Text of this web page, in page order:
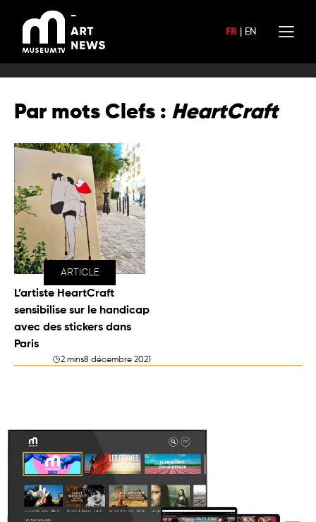
contenu
FR EN
Par mots Clefs : HeartCraft
ARTICLE
L’artiste HeartCraft
sensibilise sur le handicap
avec des stickers dans
Paris
2 mins8 décembre 2021